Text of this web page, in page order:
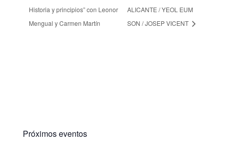
Historia y principios” con Leonor
Mengual y Carmen Martín
ALICANTE / YEOL EUM
SON / JOSEP VICENT
Próximos eventos